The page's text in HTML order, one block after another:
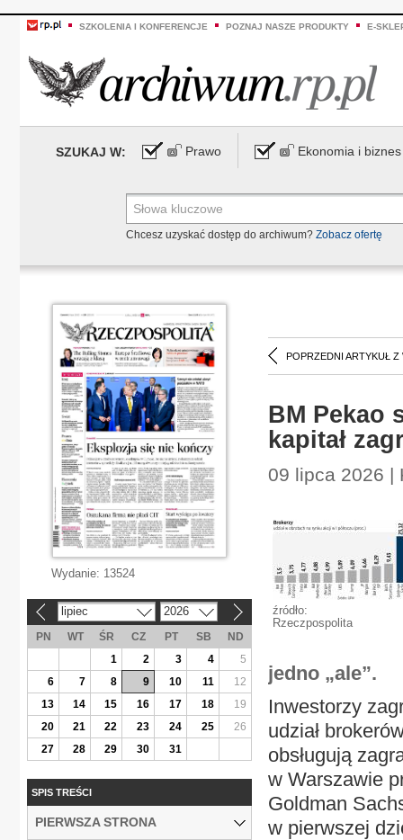
SZKOLENIA I KONFERENCJE POZNAJ NASZE PRODUKTY E-
SZUKAJ W: Prawo Ekonomia i biznes
Chcesz uzyskać dostęp do archiwum? Zobacz ofertę
POPRZEDNI ARTYKUŁ Z
BM Pekao
kapitał
09 lipca 2026 |
źródło:
Rzeczpospolita
jedno „ale”.
Inwestorzy
udział
obsługują
w Warszawie
Goldman
w pierwszej
Wydanie: 13524
lipiec 2026
PN WT ŚR CZ PT SB
ND
1
2 3 4
5
6
7 8 9 10 11
12
13
14 15 16 17 18
19
20
21 22 23 24 25
26
27
28 29 30 31
SPIS TREŚCI
PIERWSZA STRONA